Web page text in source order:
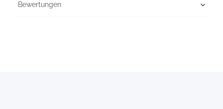
Bewertungen